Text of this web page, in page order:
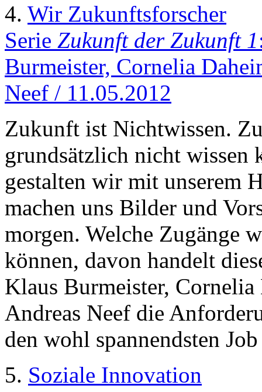
4. Wir Zukunftsforscher
Serie Zukunft der Zukunft 1
Burmeister, Cornelia
Neef / 11.05.2012
Zukunft ist Nichtwissen.
grundsätzlich nicht wissen
gestalten wir mit unserem
machen uns Bilder und
morgen. Welche Zugänge
können, davon handelt
Klaus Burmeister,
Andreas Neef die
den wohl spannendsten
5. Soziale Innovation